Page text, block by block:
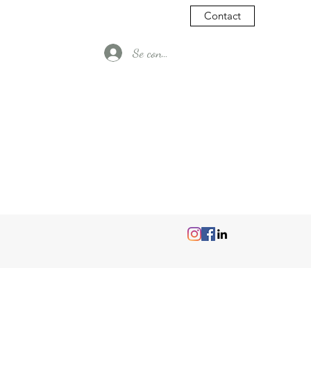
Contact
Se connecter